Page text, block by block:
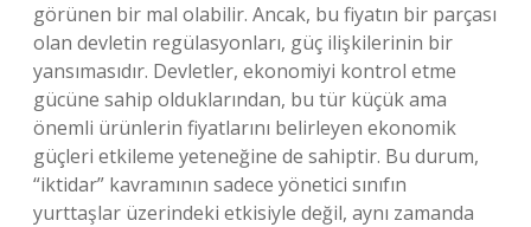
görünen bir mal olabilir. Ancak, bu fiyatın bir parçası
olan devletin regülasyonları, güç ilişkilerinin bir
yansımasıdır. Devletler, ekonomiyi kontrol etme
gücüne sahip olduklarından, bu tür küçük ama
önemli ürünlerin fiyatlarını belirleyen ekonomik
güçleri etkileme yeteneğine de sahiptir. Bu durum,
“iktidar” kavramının sadece yönetici sınıfın
yurttaşlar üzerindeki etkisiyle değil, aynı zamanda